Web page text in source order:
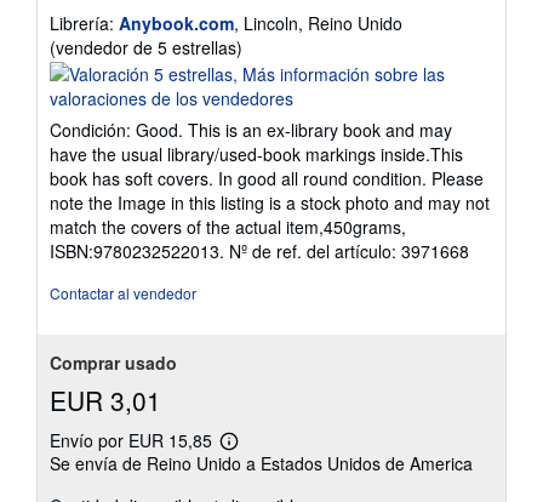
Librería: Anybook.com, Lincoln, Reino Unido
(vendedor de 5 estrellas)
del
vendedor:
de
5
estrellas
Condición: Good. This is an ex-library book and may
have the usual library/used-book markings inside.This
book has soft covers. In good all round condition. Please
note the Image in this listing is a stock photo and may not
match the covers of the actual item,450grams,
ISBN:9780232522013. Nº de ref. del artículo: 3971668
Contactar al vendedor
Comprar usado
EUR 3,01
Envío por EUR 15,85
Más
información
Se envía de Reino Unido a Estados Unidos de America